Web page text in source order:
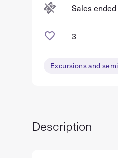
Sales
3
Excursions and
Description